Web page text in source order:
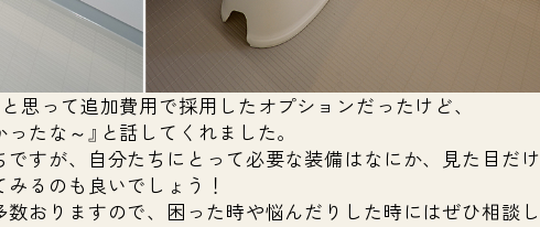
思って追加費用で採用したオプションだったけど、
たな～』と話してくれました。
すが、自分たちにとって必要な装備はなにか、見た目だけ
るのも良いでしょう！
おりますので、困った時や悩んだりした時にはぜひ相談し